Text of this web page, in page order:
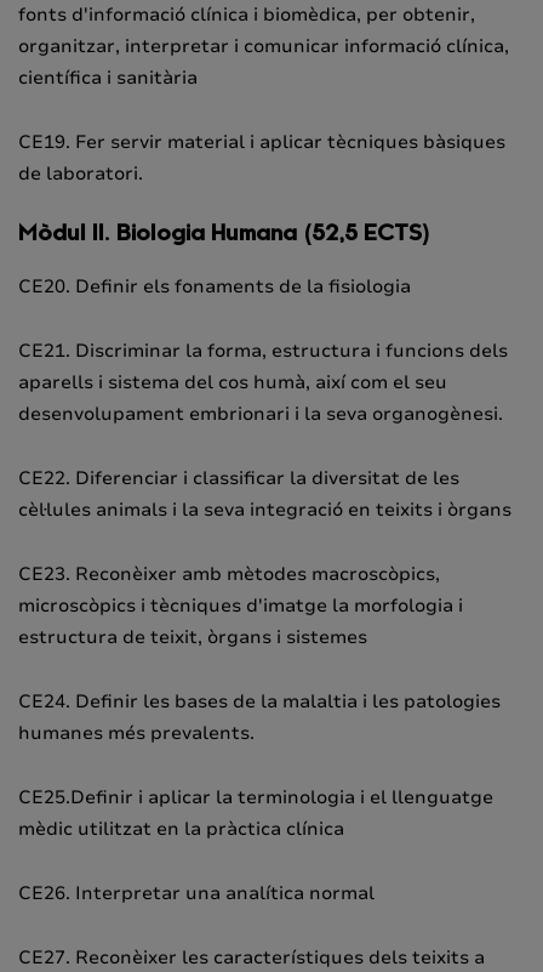
fonts d'informació clínica i biomèdica, per obtenir,
organitzar, interpretar i comunicar informació clínica,
científica i sanitària
CE19. Fer servir material i aplicar tècniques bàsiques
de laboratori.
Mòdul II. Biologia Humana (52,5 ECTS)
CE20. Definir els fonaments de la fisiologia
CE21. Discriminar la forma, estructura i funcions dels
aparells i sistema del cos humà, així com el seu
desenvolupament embrionari i la seva organogènesi.
CE22. Diferenciar i classificar la diversitat de les
cèl·lules animals i la seva integració en teixits i òrgans
CE23. Reconèixer amb mètodes macroscòpics,
microscòpics i tècniques d'imatge la morfologia i
estructura de teixit, òrgans i sistemes
CE24. Definir les bases de la malaltia i les patologies
humanes més prevalents.
CE25.Definir i aplicar la terminologia i el llenguatge
mèdic utilitzat en la pràctica clínica
CE26. Interpretar una analítica normal
CE27. Reconèixer les característiques dels teixits a